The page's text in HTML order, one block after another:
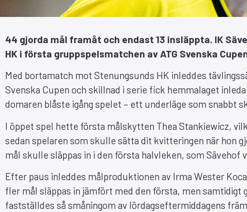
44 gjorda mål framåt och endast 13 insläppta. IK
HK i första gruppspelsmatchen av ATG Svenska
Med bortamatch mot Stenungsunds HK inleddes
Svenska Cupen och skillnad i serie fick hemmalaget
domaren blåste igång spelet – ett underläge som snabbt
I öppet spel hette första målskytten Thea Stankiewicz,
sedan spelaren som skulle sätta dit kvitteringen när hon
mål skulle släppas in i den första halvleken, som Sävehof
Efter paus inleddes målproduktionen av Irma Wester
fler mål släppas in jämfört med den första, men
fastställdes så småningom av lördagseftermiddagens